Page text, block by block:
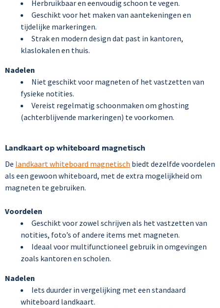
Herbruikbaar en eenvoudig schoon te vegen.
Geschikt voor het maken van aantekeningen en
tijdelijke markeringen.
Strak en modern design dat past in kantoren,
klaslokalen en thuis.
Nadelen
Niet geschikt voor magneten of het vastzetten van
fysieke notities.
Vereist regelmatig schoonmaken om ghosting
(achterblijvende markeringen) te voorkomen.
Landkaart op whiteboard magnetisch
De landkaart whiteboard magnetisch biedt dezelfde voordelen
als een gewoon whiteboard, met de extra mogelijkheid om
magneten te gebruiken.
Voordelen
Geschikt voor zowel schrijven als het vastzetten van
notities, foto’s of andere items met magneten.
Ideaal voor multifunctioneel gebruik in omgevingen
zoals kantoren en scholen.
Nadelen
Iets duurder in vergelijking met een standaard
whiteboard landkaart.